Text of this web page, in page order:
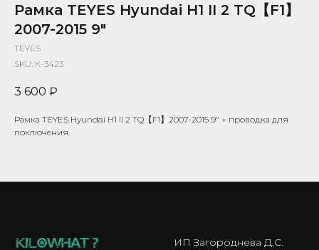
Рамка TEYES Hyundai H1 II 2 TQ【F1】
2007-2015 9"
TEYES
SKU: К-3423
3 600 ₽
Рамка TEYES Hyundai H1 II 2 TQ【F1】2007-2015 9" + проводка для
поключения.
ИП Загороднева Д.С.